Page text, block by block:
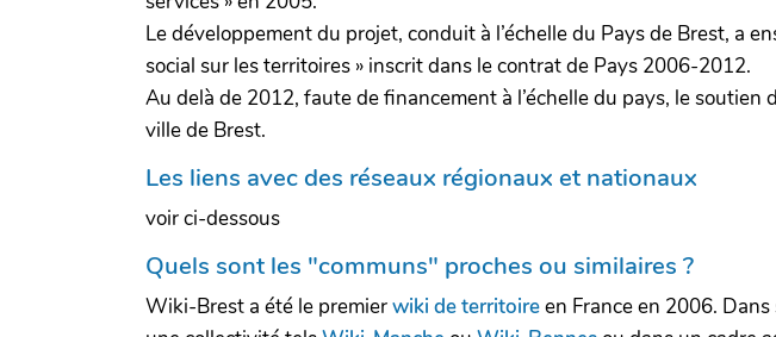
Le développement du projet, conduit à l’échelle du Pays de Brest, a
social sur les territoires » inscrit dans le contrat de Pays 2006-2012.
Au delà de 2012, faute de financement à l’échelle du pays, le soutien
ville de Brest.
Les liens avec des réseaux régionaux et nationaux
voir ci-dessous
Quels sont les "communs" proches ou similaires ?
Wiki-Brest a été le premierwiki de territoireen France en 2006.